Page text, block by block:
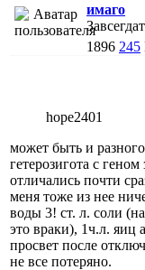
имаго
1896 245
hope2401
может быть и
гетерозигота с
отличались почти
меня тоже из нее
воды 3! ст. л. соли
это враки), 1ч.л. яиц
просвет после
не все потеряно.